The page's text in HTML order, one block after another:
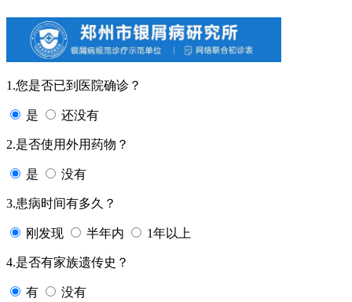
1.您是否已到医院确诊？
是 还没有
2.是否使用外用药物？
是 没有
3.患病时间有多久？
刚发现 半年内 1年以上
4.是否有家族遗传史？
有 没有